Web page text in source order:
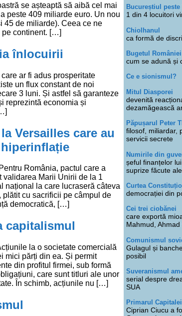
se așteaptă să aibă cel mai
peste 409 miliarde euro. Un nou
45 de miliarde). Ceea ce ne
pe continent. […]
înlocuirii
ar fi adus prosperitate
un flux constant de noi
3 luni. Și astfel să garanteze
reprezintă economia și
Versailles care au
România, pactul care a
validarea Marii Unirii de la 1
național la care lucraseră câteva
cu sacrificii pe câmpul de
democratică, […]
capitalismul
la o societate comercială
mici părți din ea. Și permit
din profitul firmei, sub formă
care sunt titluri ale unor
În schimb, acțiunile nu […]
Bucureștiul peste
1 din 4 locuitori
Chiolhanul
ca formă de
Bugetul României
cum se adună și
Ce e sionismul?
Mitul Diasporei
devenită
dezamăgească
Păpușarul Peter
filosof, miliardar,
servicii secrete
Numirile din
șeful finanțelor
suprize făcute
Curtea
democrației din
Cei trei ciobănei
care exportă
Mahmud, Ahmad
Comunismul
Gulagul și
posibil
Suveranismul
serial despre
SUA
Primarul Capitalei
Ciprian Ciucu a